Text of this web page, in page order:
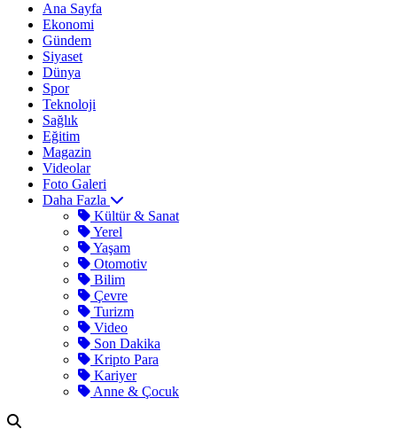
Ana Sayfa
Ekonomi
Gündem
Siyaset
Dünya
Spor
Teknoloji
Sağlık
Eğitim
Magazin
Videolar
Foto Galeri
Daha Fazla
Kültür & Sanat
Yerel
Yaşam
Otomotiv
Bilim
Çevre
Turizm
Video
Son Dakika
Kripto Para
Kariyer
Anne & Çocuk